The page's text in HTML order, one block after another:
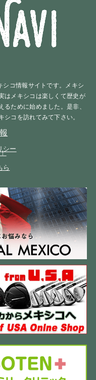
シコ情報サイトです。メキシ
はメキシコは楽しくて歴史が
ために始めました。是非、
シコを訪れてみて下さい。
シー
ら